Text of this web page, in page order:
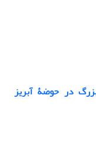
در حوضۀ آبریز